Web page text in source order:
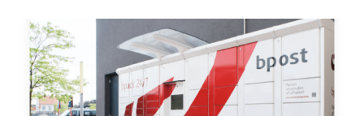
VÉLOS
MYBIKE
DISPONIBLE